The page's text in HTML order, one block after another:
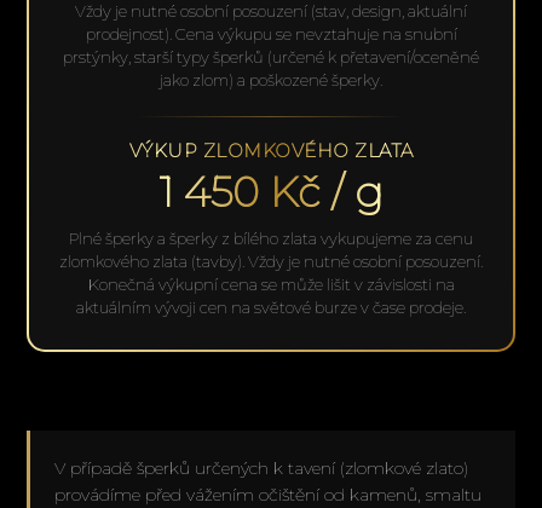
Vždy je nutné osobní posouzení (stav, design, aktuální
prodejnost). Cena výkupu se nevztahuje na snubní
prstýnky, starší typy šperků (určené k přetavení/oceněné
jako zlom) a poškozené šperky.
VÝKUP ZLOMKOVÉHO ZLATA
1 450Kč / g
Plné šperky a šperky z bílého zlata vykupujeme za cenu
zlomkového zlata (tavby). Vždy je nutné osobní posouzení.
Konečná výkupní cena se může lišit v závislosti na
aktuálním vývoji cen na světové burze v čase prodeje.
V případě šperků určených k tavení (zlomkové zlato)
provádíme před vážením očištění od kamenů, smaltu